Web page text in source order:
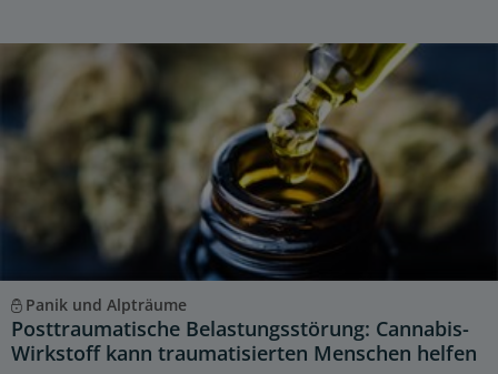
Panik und Alpträume
Posttraumatische Belastungsstörung: Cannabis-
Wirkstoff kann traumatisierten Menschen helfen